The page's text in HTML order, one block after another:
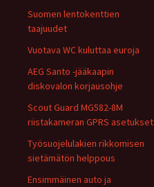
Suomen lentokenttien
taajuudet
Vuotava WC kuluttaa euroja
AEG Santo -jääkaapin
diskovalon korjausohje
Scout Guard MG582-8M
riistakameran GPRS asetukset
Työsuojelulakien rikkomisen
sietämätön helppous
Ensimmäinen auto ja